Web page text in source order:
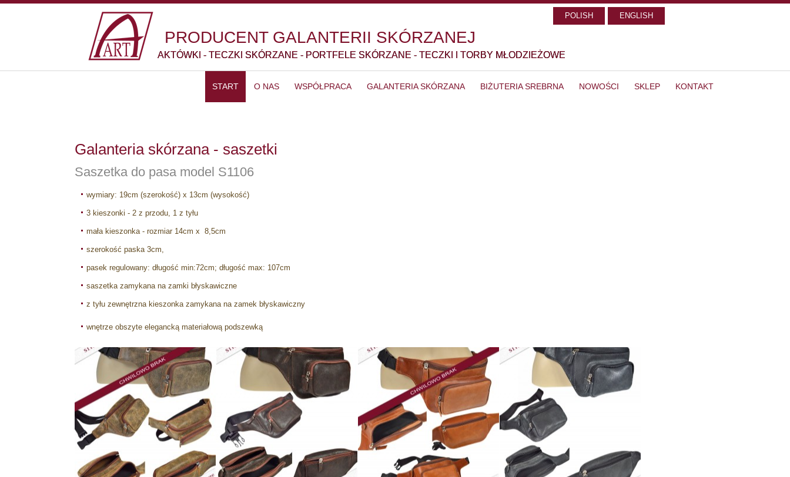
POLISH ENGLISH
PRODUCENT GALANTERII SKÓRZANEJ
AKTÓWKI - TECZKI SKÓRZANE - PORTFELE SKÓRZANE - TECZKI I TORBY MŁODZIEŻOWE
START O NAS WSPÓŁPRACA GALANTERIA SKÓRZANA BIŻUTERIA SREBRNA NOWOŚCI SKLEP KONTAKT
Galanteria skórzana - saszetki
Saszetka do pasa model S1106
wymiary: 19cm (szerokość) x 13cm (wysokość)
3 kieszonki - 2 z przodu, 1 z tyłu
mała kieszonka - rozmiar 14cm x 8,5cm
szerokość paska 3cm,
pasek regulowany: długość min:72cm; długość max: 107cm
saszetka zamykana na zamki błyskawiczne
z tyłu zewnętrzna kieszonka zamykana na zamek błyskawiczny
wnętrze obszyte elegancką materiałową podszewką